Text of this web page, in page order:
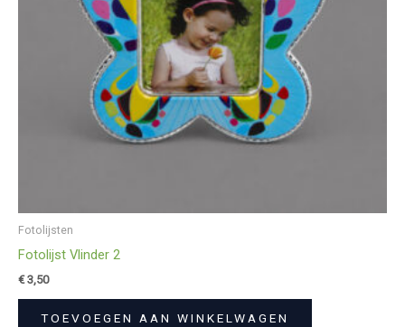
Fotolijsten
Fotolijst Vlinder 2
€3,50
TOEVOEGEN AAN WINKELWAGEN